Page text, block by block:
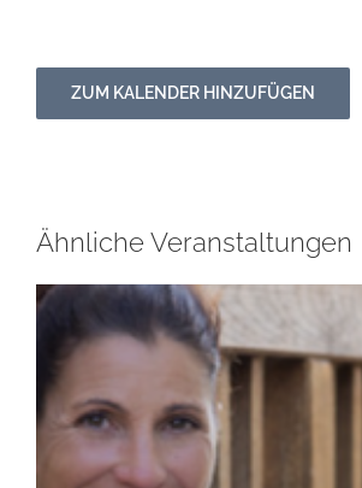
ZUM KALENDER HINZUFÜGEN
Ähnliche Veranstaltungen